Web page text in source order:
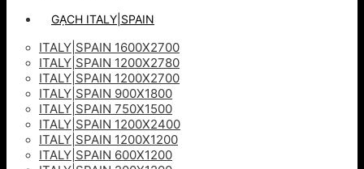
GẠCH ITALY|SPAIN
ITALY|SPAIN 1600X2700
ITALY|SPAIN 1200X2780
ITALY|SPAIN 1200X2700
ITALY|SPAIN 900X1800
ITALY|SPAIN 750X1500
ITALY|SPAIN 1200X2400
ITALY|SPAIN 1200X1200
ITALY|SPAIN 600X1200